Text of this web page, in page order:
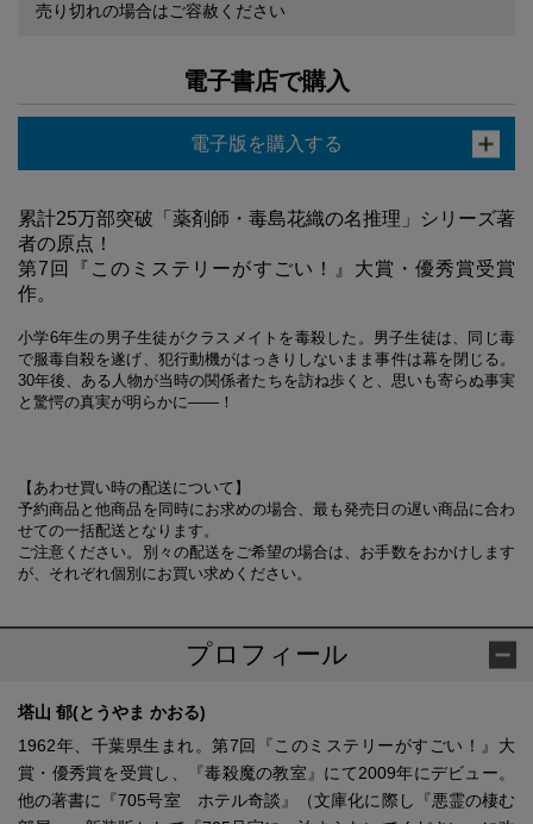
売り切れの場合はご容赦ください
電子書店で購入
電子版を購入する
累計25万部突破「薬剤師・毒島花織の名推理」シリーズ著
者の原点！
第7回『このミステリーがすごい！』大賞・優秀賞受賞
作。
小学6年生の男子生徒がクラスメイトを毒殺した。男子生徒は、同じ毒
で服毒自殺を遂げ、犯行動機がはっきりしないまま事件は幕を閉じる。
30年後、ある人物が当時の関係者たちを訪ね歩くと、思いも寄らぬ事実
と驚愕の真実が明らかに――！
【あわせ買い時の配送について】
予約商品と他商品を同時にお求めの場合、最も発売日の遅い商品に合わ
せての一括配送となります。
ご注意ください。別々の配送をご希望の場合は、お手数をおかけします
が、それぞれ個別にお買い求めください。
プロフィール
塔山 郁(とうやま かおる)
1962年、千葉県生まれ。第7回『このミステリーがすごい！』大
賞・優秀賞を受賞し、『毒殺魔の教室』にて2009年にデビュー。
他の著書に『705号室 ホテル奇談』（文庫化に際し『悪霊の棲む